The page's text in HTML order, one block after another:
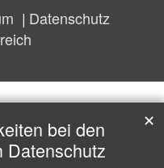
Datenschutz
bei den
Datenschutz
✕